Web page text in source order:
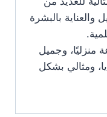
والعناية بالبشرة
منزليًا، وجميل
ومثالي بشكل